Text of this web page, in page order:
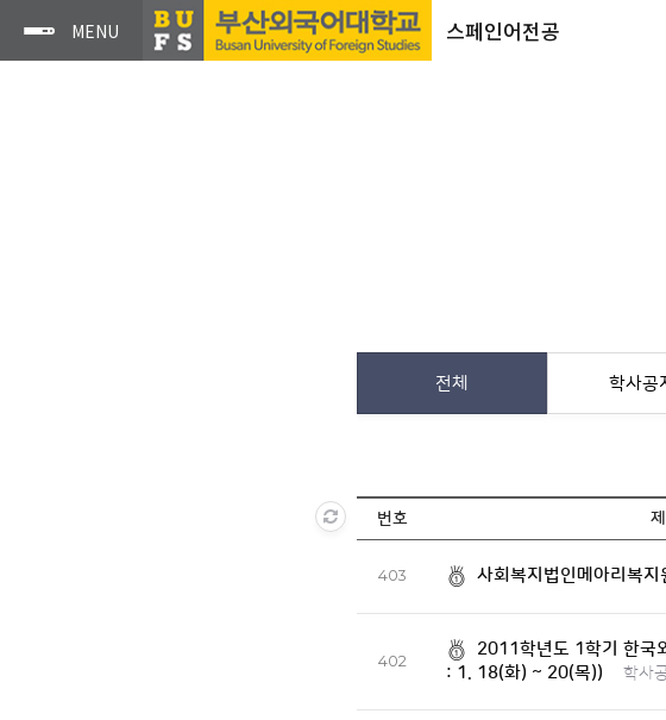
스페인어전공
전체 학사공
번호
403 사회복지법인메아리복지
402
2011학년도 1학기 한국
: 1. 18(화) ~ 20(목))
학사